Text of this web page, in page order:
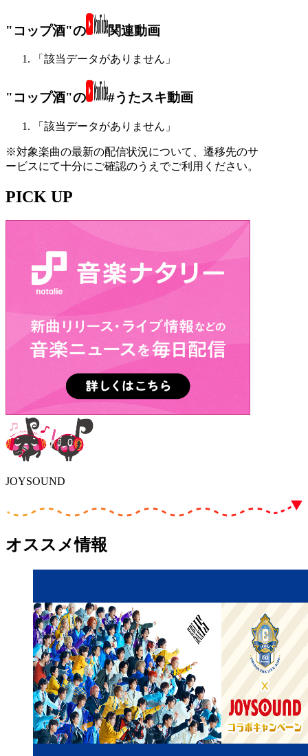
"コップ酒"の 関連動画
「該当データがありません」
"コップ酒"の #うたスキ動画
「該当データがありません」
※対象楽曲の最新の配信状況について、遷移先のサ
ービスにて十分にご確認のうえでご利用ください。
PICK UP
JOYSOUND
オススメ情報